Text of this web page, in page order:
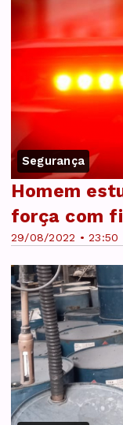
Segurança
29/08/2022 • 23:50
Homem
força com